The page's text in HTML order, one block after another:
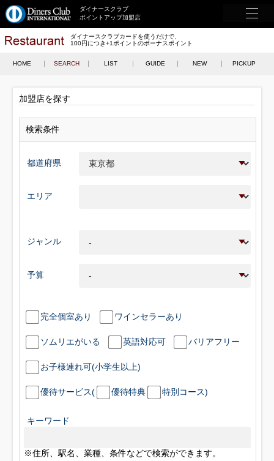
ダイナースクラブ
ポイントアップ加盟店
ダイナースクラブカードを使うだけで、
100円につき+1ポイントのボーナスポイント
HOME SEARCH LIST GUIDE NEW PICKUP
加盟店を探す
検索条件
都道府県
エリア
ジャンル
予算
完全個室あり ワインセラーあり
ソムリエがいる 英語対応可 バリアフリー
お子様連れ可(小学生以上)
優待サービス( 優待特典 特別コース)
キーワード
※住所、駅名、業種、条件などで検索ができます。